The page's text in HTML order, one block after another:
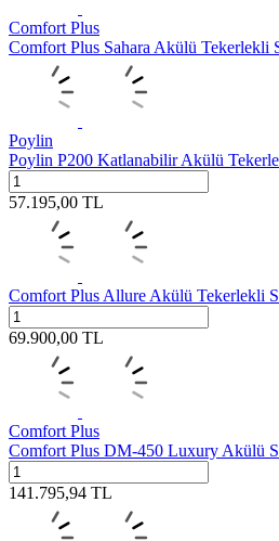
Comfort Plus
Comfort Plus Sahara Akülü Tekerlekli
Poylin
Poylin P200 Katlanabilir Akülü
57.195,00 TL
Comfort Plus Allure Akülü Tekerlekli
69.900,00 TL
Comfort Plus
Comfort Plus DM-450 Luxury Akülü
141.795,94 TL